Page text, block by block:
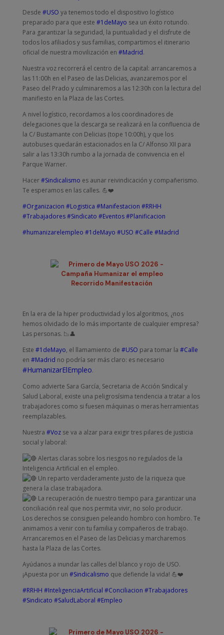
Desde #USO ya tenemos todo el dispositivo logístico
preparado para que este #1deMayo sea un éxito rotundo.
Para garantizar la seguridad, la puntualidad y el disfrute de
todos los afiliados y sus familias, compartimos el itinerario
oficial de nuestra movilización en #Madrid.
Nuestra voz recorrerá el centro de la capital: arrancaremos a
las 11:00h en el Paseo de las Delicias, avanzaremos por el
Paseo del Prado y culminaremos a las 12:30h con la lectura del
manifiesto en la Plaza de las Cortes.
A nivel logístico, recordamos a los coordinadores de
delegaciones que la descarga se realizará en la confluencia de
la C/ Bustamante con Delicias (tope 10:00h), y que los
autobuses quedarán estacionados en la C/ Alfonso XII para
salir a las 13:30h rumbo a la jornada de convivencia en el
Parque Warner.
Hacer#Sindicalismo es aunar reivindicación y compañerismo.
Te esperamos en las calles. 💪❤️
#Organizacion #Logistica #Manifestacion #RRHH
#Trabajadores#Sindicato #Eventos#Planificacion
#humanizarelempleo #1deMayo #USO #Calle #Madrid
Recorrido Manifestación
En la era de la hiper productividad y los algoritmos, ¿nos
hemos olvidado de lo más importante de cualquier empresa?
Las personas. 📉👤
Este #1deMayo, el llamamiento de #USO para tomar la #Calle
en #Madrid no podría ser más claro: es necesario
#HumanizarElEmpleo.
Como advierte Sara García, Secretaria de Acción Sindical y
Salud Laboral, existe una peligrosísima tendencia a tratar a los
trabajadores como si fuesen máquinas o meras herramientas
reemplazables.
Nuestra #Vozse va a alzar para exigir tres pilares de justicia
social y laboral:
Alertas claras sobre los riesgos no regulados de la
Inteligencia Artificial en el empleo.
Un reparto verdaderamente justo de la riqueza que
genera la clase trabajadora.
La recuperación de nuestro tiempo para garantizar una
conciliación real que nos permita vivir, no solo producir.
Los derechos se consiguen peleando hombro con hombro. Te
animamos a venir con tu familia y compañeros de trabajo.
Arrancaremos en el Paseo de las Delicias y marcharemos
hasta la Plaza de las Cortes.
Ayúdanos a inundar las calles del blanco y rojo de USO.
¡Apuesta por un #Sindicalismo que defiende la vida! 💪❤️
#RRHH #InteligenciaArtificial #Conciliacion #Trabajadores
#Sindicato #SaludLaboral #Empleo